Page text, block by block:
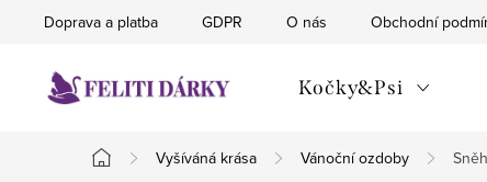
Doprava a platba GDPR O nás Obchodní
Kočky&Psi
Domů
Vyšíváná krása Vánoční ozdoby